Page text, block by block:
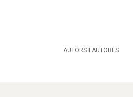
AUTORS I AUTORES